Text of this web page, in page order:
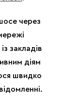
через
закладів
діям
швидко